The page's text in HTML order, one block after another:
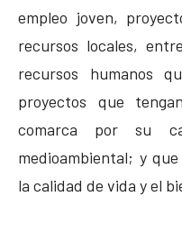
empleo joven,
recursos locales,
recursos humanos
proyectos que
comarca por su
medioambiental; y
la calidad de vida y el